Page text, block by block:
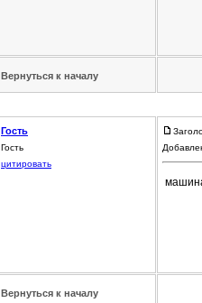
Вернуться к началу
Гость
Гость
цитировать
Вернуться к началу